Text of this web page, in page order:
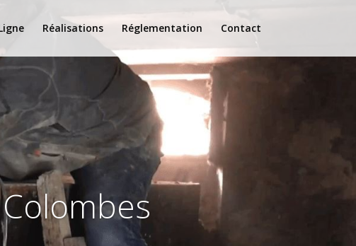
Réalisations Réglementation Contact